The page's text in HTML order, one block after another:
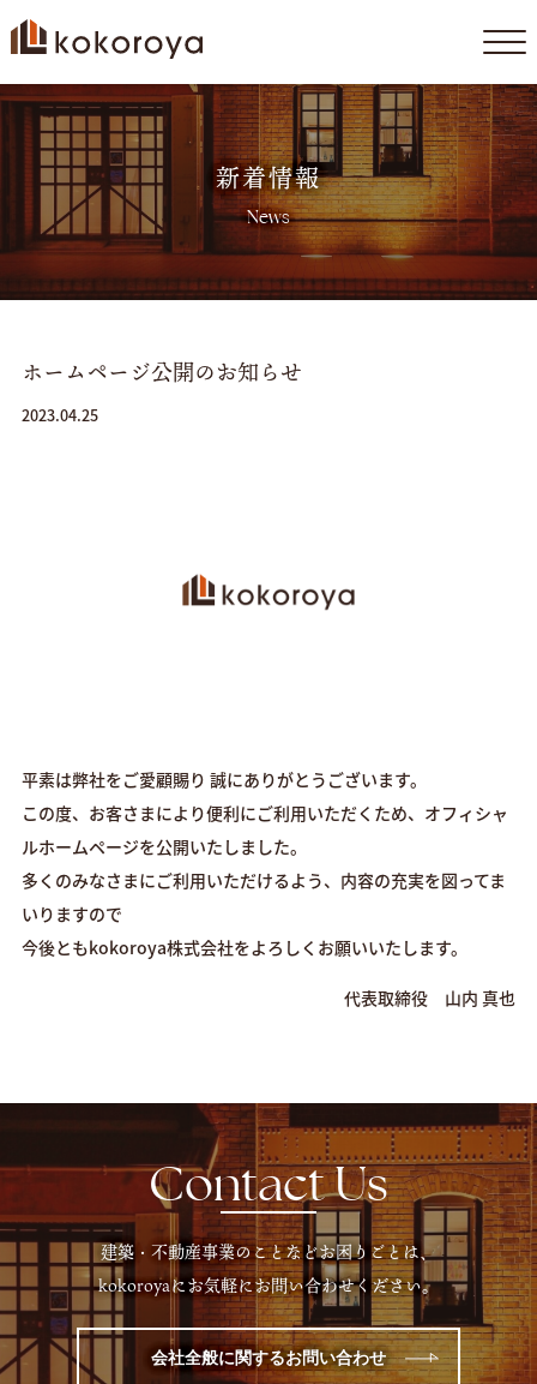
コ
ス
キ
ッ
新着情報
News
ホームページ公開のお知らせ
2023.04.25
平素は弊社をご愛顧賜り 誠にありがとうございます。
この度、お客さまにより便利にご利用いただくため、オフィシャ
ルホームページを公開いたしました。
多くのみなさまにご利用いただけるよう、内容の充実を図ってま
いりますので
今後ともkokoroya株式会社をよろしくお願いいたします。
代表取締役 山内 真也
Contact Us
建築・不動産事業のことなどお困りごとは、
kokoroyaにお気軽にお問い合わせください。
会社全般に関するお問い合わせ